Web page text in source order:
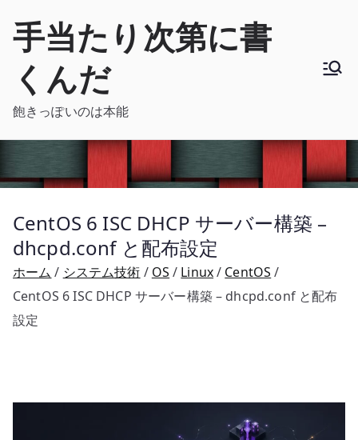
手当たり次第に書
くんだ
飽きっぽいのは本能
CentOS 6 ISC DHCP サーバー構築 –
dhcpd.conf と配布設定
ホーム システム技術 OS Linux
CentOS
CentOS 6 ISC DHCP サーバー構築 – dhcpd.conf と配布
設定